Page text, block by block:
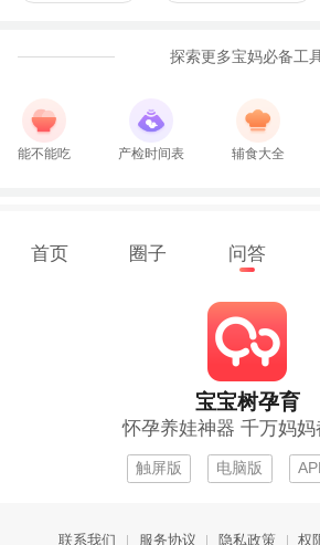
探索更多宝妈必备工
能不能吃 产检时间表 辅食大全
首页 圈子 问答
宝宝树孕育
怀孕养娃神器 千万妈妈
触屏版 电脑版
联系我们 服务协议 隐私政策 权